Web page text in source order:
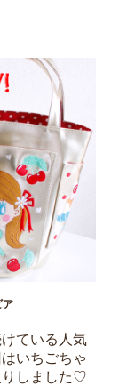
ている人気
いちごちゃ
りしました♡